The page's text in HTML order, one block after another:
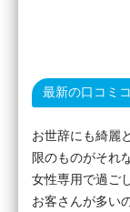
最新の口コミ
お世辞にも綺麗
限のものがそれ
女性専用で過ご
お客さんが多い